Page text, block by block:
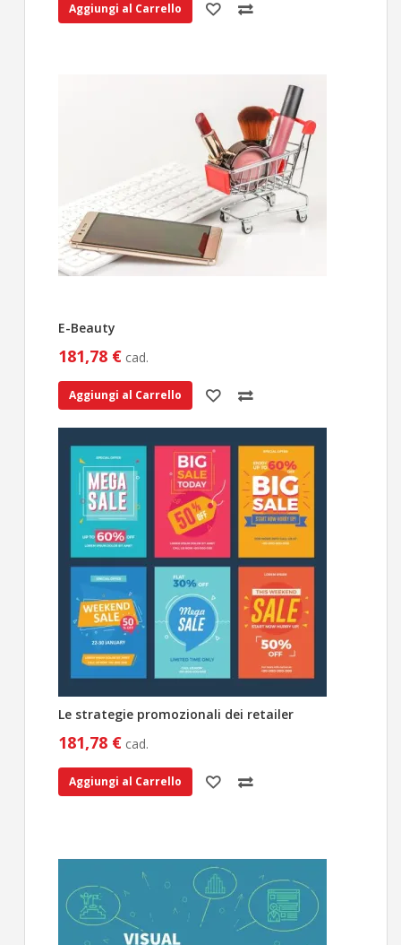
Aggiungi al Carrello
E-Beauty
181,78 € cad.
Aggiungi al Carrello
Le strategie promozionali dei retailer
181,78 € cad.
Aggiungi al Carrello